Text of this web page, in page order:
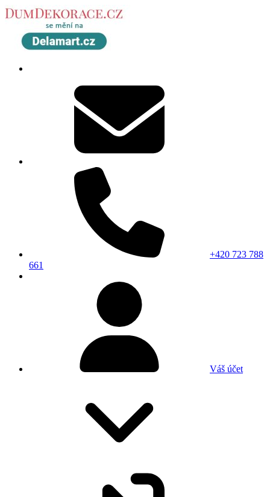
+420 723 788
661
Váš účet